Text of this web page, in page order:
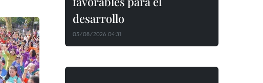
desarrollo
05/08/2026 04:31